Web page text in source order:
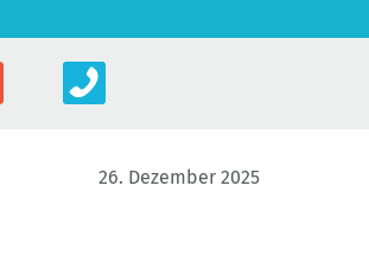
26. Dezember 2025